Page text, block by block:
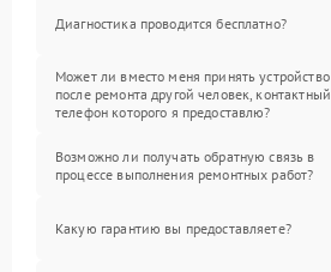
Диагностика проводится бесплатно?
Может ли вместо меня принять устройство
после ремонта другой человек, контактный
телефон которого я предоставлю?
Возможно ли получать обратную связь в
процессе выполнения ремонтных работ?
Какую гарантию вы предоставляете?